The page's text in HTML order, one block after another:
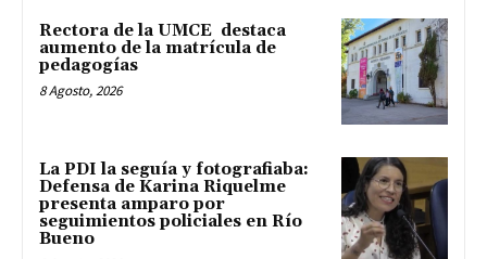
Rectora de la UMCE destaca
aumento de la matrícula de
pedagogías
8 Agosto, 2026
La PDI la seguía y fotografiaba:
Defensa de Karina Riquelme
presenta amparo por
seguimientos policiales en Río
Bueno